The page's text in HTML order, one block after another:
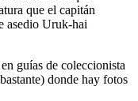
que el capitán
asedio Uruk-hai
guías de coleccionista
donde hay fotos